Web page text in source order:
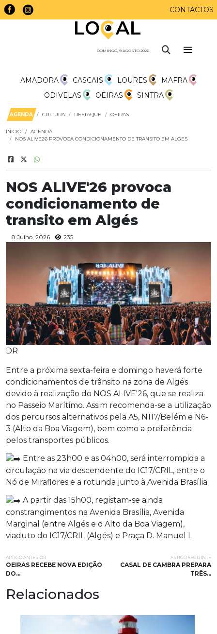
CONTACTOS
DOMINGO, 9 AGOSTO 2026
AMADORA CASCAIS LOURES
MAFRA
ODIVELAS
OEIRAS SINTRA
AGENDA CULTURA DESTAQUE OEIRAS
INICIO
AGENDA
NOS ALIVE26 PROVOCA CONDICIONAMENTO DE TRANSITO EM ALGES
NOS ALIVE'26 provoca
condicionamento de
transito em Algés
8 Julho, 2026 235
DR
Entre a próxima sexta-feira e domingo haverá forte
condicionamentos de trânsito na zona de Algés
devido à realização do NOS ALIVE'26, que se realiza
no Passeio Marítimo. Assim recomenda-se a utilização
dos percursos alternativos pela A5, N117/Belém e N6-
3 (Alto da Boa Viagem), bem como a preferência
pelos transportes públicos.
Entre as 23h00 e as 04h00, será interrompida a
circulação na via descendente do IC17/CRIL, entre o
Nó de Miraflores e a rotunda junto à Avenida Brasília.
A partir das 15h00, registam-se ainda
constrangimentos na Avenida Brasília, Avenida
Marginal (entre Algés e o Alto da Boa Viagem),
viaduto do IC17/CRIL (Algés) e Praça D. Manuel I.
ARTIGO ANTERIOR
OEIRAS RECEBE NOVA EDIÇÃO
DO…
ARTIGO SEGUINTE
CASAL DE CAMBRA PREPARA
TRÊS…
Relacionados